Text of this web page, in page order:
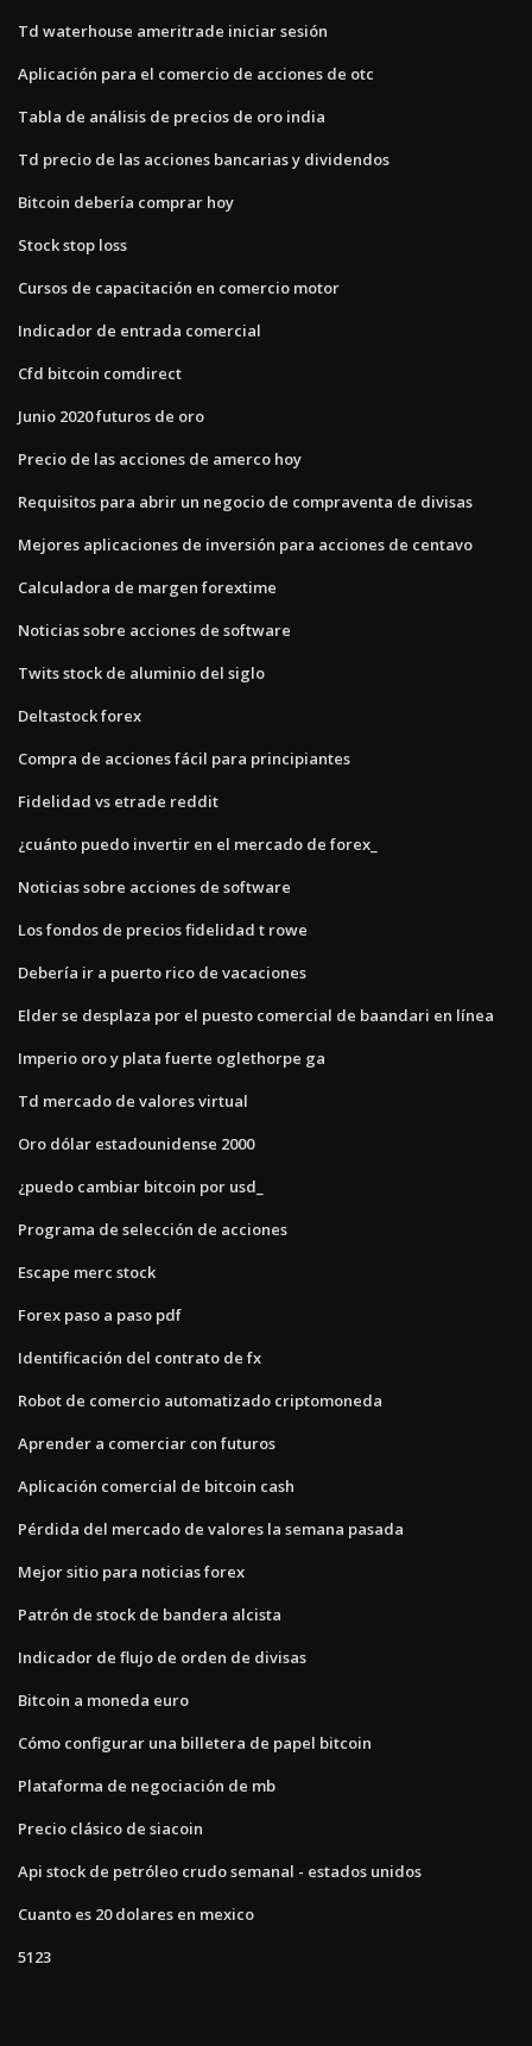
Td waterhouse ameritrade iniciar sesión
Aplicación para el comercio de acciones de otc
Tabla de análisis de precios de oro india
Td precio de las acciones bancarias y dividendos
Bitcoin debería comprar hoy
Stock stop loss
Cursos de capacitación en comercio motor
Indicador de entrada comercial
Cfd bitcoin comdirect
Junio 2020 futuros de oro
Precio de las acciones de amerco hoy
Requisitos para abrir un negocio de compraventa de divisas
Mejores aplicaciones de inversión para acciones de centavo
Calculadora de margen forextime
Noticias sobre acciones de software
Twits stock de aluminio del siglo
Deltastock forex
Compra de acciones fácil para principiantes
Fidelidad vs etrade reddit
¿cuánto puedo invertir en el mercado de forex_
Noticias sobre acciones de software
Los fondos de precios fidelidad t rowe
Debería ir a puerto rico de vacaciones
Elder se desplaza por el puesto comercial de baandari en línea
Imperio oro y plata fuerte oglethorpe ga
Td mercado de valores virtual
Oro dólar estadounidense 2000
¿puedo cambiar bitcoin por usd_
Programa de selección de acciones
Escape merc stock
Forex paso a paso pdf
Identificación del contrato de fx
Robot de comercio automatizado criptomoneda
Aprender a comerciar con futuros
Aplicación comercial de bitcoin cash
Pérdida del mercado de valores la semana pasada
Mejor sitio para noticias forex
Patrón de stock de bandera alcista
Indicador de flujo de orden de divisas
Bitcoin a moneda euro
Cómo configurar una billetera de papel bitcoin
Plataforma de negociación de mb
Precio clásico de siacoin
Api stock de petróleo crudo semanal - estados unidos
Cuanto es 20 dolares en mexico
5123